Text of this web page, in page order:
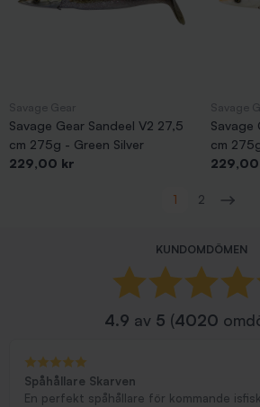
Savage Gear Sandeel V2 27,5
cm 275g - Green Silver
Pris
229,00 kr
Savage
cm
Pris
1
2
KUNDOMDÖMEN
4.9 av 5 (4020
Spåhållare Skarven
En perfekt spåhållare för kommande